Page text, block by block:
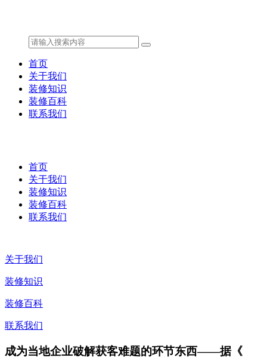
首页
关于我们
装修知识
装修百科
联系我们
首页
关于我们
装修知识
装修百科
联系我们
关于我们
装修知识
装修百科
联系我们
成为当地企业破解获客难题的环节东西——据《